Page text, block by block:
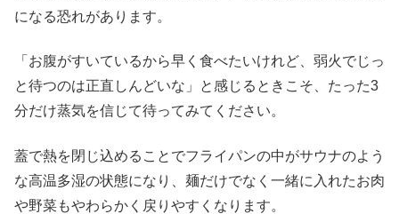
になる恐れがあります。
「お腹がすいているから早く食べたいけれど、弱火でじっ
と待つのは正直しんどいな」と感じるときこそ、たった3
分だけ蒸気を信じて待ってみてください。
蓋で熱を閉じ込めることでフライパンの中がサウナのよう
な高温多湿の状態になり、麺だけでなく一緒に入れたお肉
や野菜もやわらかく戻りやすくなります。